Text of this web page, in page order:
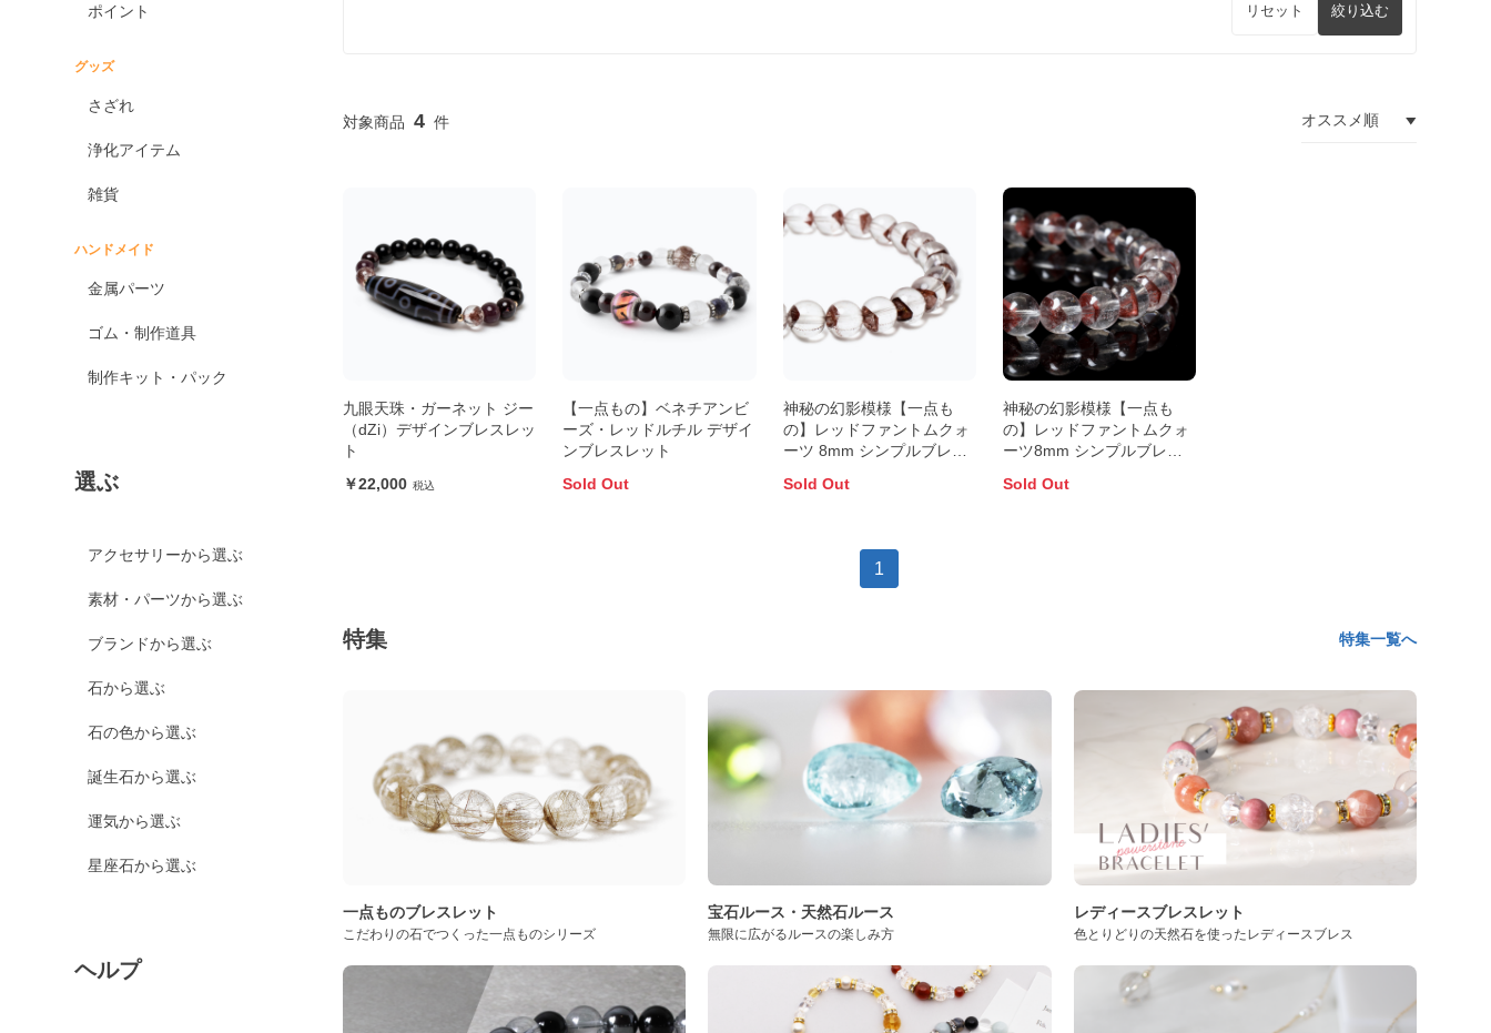
ポイント
グッズ
さざれ
浄化アイテム
雑貨
ハンドメイド
金属パーツ
ゴム・制作道具
制作キット・パック
選ぶ
アクセサリーから選ぶ
素材・パーツから選ぶ
ブランドから選ぶ
石から選ぶ
石の色から選ぶ
誕生石から選ぶ
運気から選ぶ
星座石から選ぶ
ヘルプ
リセット 絞り込む
4
九眼天珠・ガーネット ジー
（dZi）デザインブレスレッ
ト
22,000
【一点もの】ベネチアンビ
ーズ・レッドルチル デザイ
ンブレスレット
Sold Out
神秘の幻影模様【一点も
の】レッドファントムクォ
ーツ 8mm シンプルブレス
Sold Out
神秘の幻影模様【一点も
の】レッドファントムクォ
ーツ8mm シンプルブレス
Sold Out
1
特集 特集一覧へ
一点ものブレスレット
こだわりの石でつくった一点ものシリーズ
宝石ルース・天然石ルース
無限に広がるルースの楽しみ方
レディースブレスレット
色とりどりの天然石を使ったレディースブレス